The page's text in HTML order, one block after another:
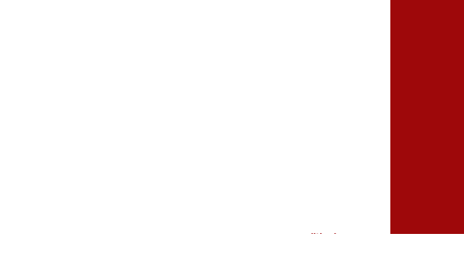
Vytvořil Shoptet